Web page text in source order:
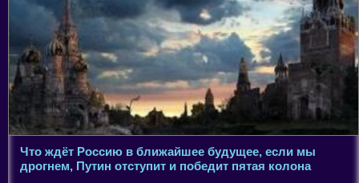
Что ждёт Россию в ближайшее будущее, если мы
дрогнем, Путин отступит и победит пятая колона